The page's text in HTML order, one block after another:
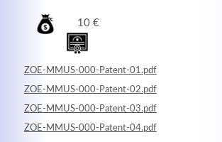
10 €
ZOE-MMUS-000-Patent-01.pdf
ZOE-MMUS-000-Patent-02.pdf
ZOE-MMUS-000-Patent-03.pdf
ZOE-MMUS-000-Patent-04.pdf
Modern & Simple